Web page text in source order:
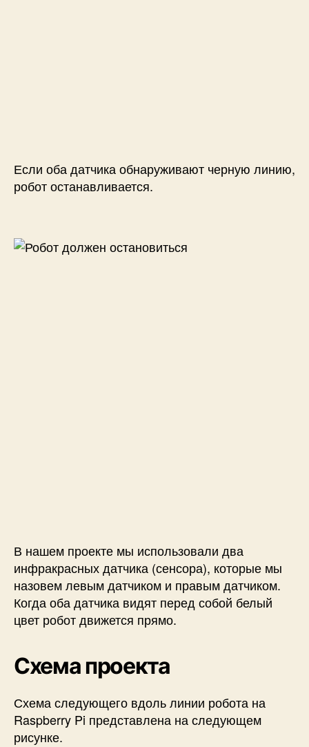
Если оба датчика обнаруживают черную линию,
робот останавливается.
В нашем проекте мы использовали два
инфракрасных датчика (сенсора), которые мы
назовем левым датчиком и правым датчиком.
Когда оба датчика видят перед собой белый
цвет робот движется прямо.
Схема проекта
Схема следующего вдоль линии робота на
Raspberry Pi представлена на следующем
рисунке.